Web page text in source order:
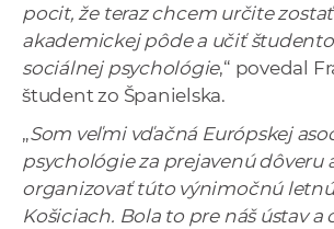
pocit, že teraz chcem určite
akademickej pôde a učiť
sociálnej psychológie,“ povedal
študent zo Španielska.
„Som veľmi vďačná Európskej
psychológie za prejavenú dôveru
organizovať túto výnimočnú letnú
Košiciach. Bola to pre náš ústav a